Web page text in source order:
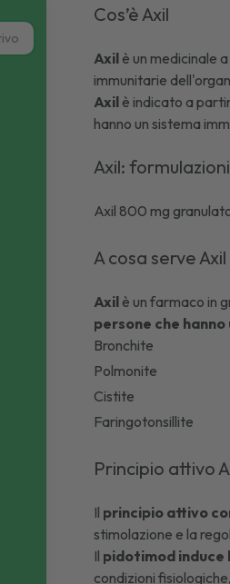
Cos’è Axil
Axil è un medicinale
immunitarie
Axil è indicato a
hanno un sistema
Axil: formulazioni
Axil 800 mg
A cosa serve Axil
Axil è un farmaco in
persone che
Bronchite
Polmonite
Cistite
Faringotonsillite
Principio attivo
Il principio attivo
stimolazione e la
Il pidotimod induce
condizioni